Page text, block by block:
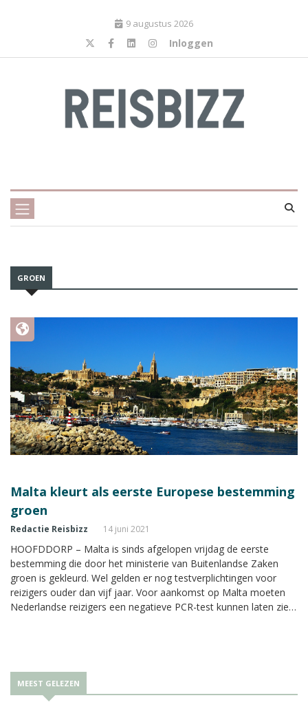
9 augustus 2026
Inloggen
GROEN
Malta kleurt als eerste Europese bestemming
groen
Redactie Reisbizz 14 juni 2021
HOOFDDORP – Malta is sinds afgelopen vrijdag de eerste
bestemming die door het ministerie van Buitenlandse Zaken
groen is gekleurd. Wel gelden er nog testverplichtingen voor
reizigers ouder dan vijf jaar. Voor aankomst op Malta moeten
Nederlandse reizigers een negatieve PCR-test kunnen laten zien,
MEEST GELEZEN